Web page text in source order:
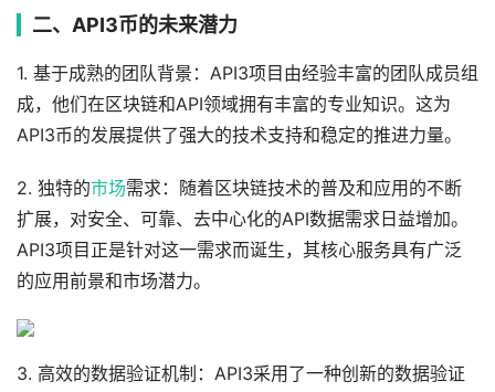
二、API3币的未来潜力
1. 基于成熟的团队背景：API3项目由经验丰富的团队成员组
成，他们在区块链和API领域拥有丰富的专业知识。这为
API3币的发展提供了强大的技术支持和稳定的推进力量。
2. 独特的市场需求：随着区块链技术的普及和应用的不断
扩展，对安全、可靠、去中心化的API数据需求日益增加。
API3项目正是针对这一需求而诞生，其核心服务具有广泛
的应用前景和市场潜力。
3. 高效的数据验证机制：API3采用了一种创新的数据验证